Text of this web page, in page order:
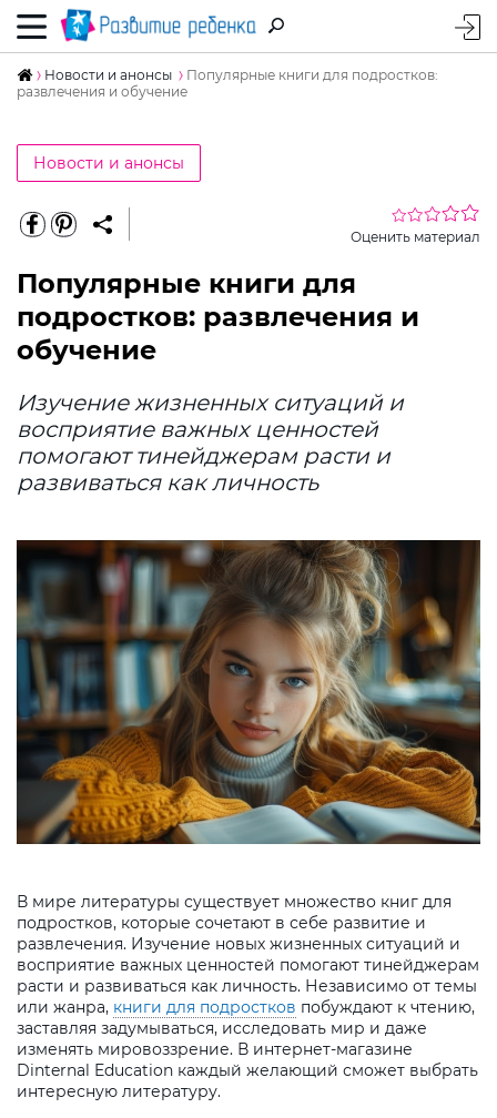
Новости и анонсы
Популярные книги для подростков:
развлечения и обучение
Новости и анонсы
Оценить материал
Популярные книги для
подростков: развлечения и
обучение
Изучение жизненных ситуаций и
восприятие важных ценностей
помогают тинейджерам расти и
развиваться как личность
В мире литературы существует множество книг для
подростков, которые сочетают в себе развитие и
развлечения. Изучение новых жизненных ситуаций и
восприятие важных ценностей помогают тинейджерам
расти и развиваться как личность. Независимо от темы
или жанра, книги для подростков побуждают к чтению,
заставляя задумываться, исследовать мир и даже
изменять мировоззрение. В интернет-магазине
Dinternal Education каждый желающий сможет выбрать
интересную литературу.